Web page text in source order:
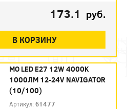
173.1 руб.
В КОРЗИНУ
МО LED E27 12W 4000K
1000ЛМ 12-24V NAVIGATOR
(10/100)
Артикул:61477